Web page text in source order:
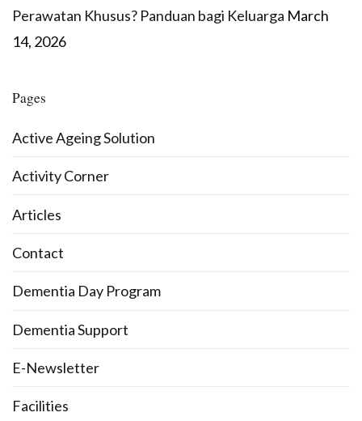
Perawatan Khusus? Panduan bagi Keluarga March
14, 2026
Pages
Active Ageing Solution
Activity Corner
Articles
Contact
Dementia Day Program
Dementia Support
E-Newsletter
Facilities